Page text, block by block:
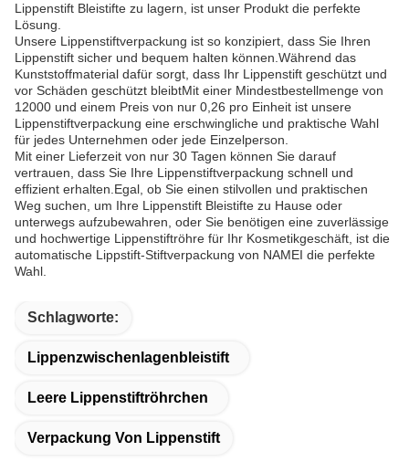
Lippenstift Bleistifte zu lagern, ist unser Produkt die perfekte
Lösung.
Unsere Lippenstiftverpackung ist so konzipiert, dass Sie Ihren
Lippenstift sicher und bequem halten können.Während das
Kunststoffmaterial dafür sorgt, dass Ihr Lippenstift geschützt und
vor Schäden geschützt bleibtMit einer Mindestbestellmenge von
12000 und einem Preis von nur 0,26 pro Einheit ist unsere
Lippenstiftverpackung eine erschwingliche und praktische Wahl
für jedes Unternehmen oder jede Einzelperson.
Mit einer Lieferzeit von nur 30 Tagen können Sie darauf
vertrauen, dass Sie Ihre Lippenstiftverpackung schnell und
effizient erhalten.Egal, ob Sie einen stilvollen und praktischen
Weg suchen, um Ihre Lippenstift Bleistifte zu Hause oder
unterwegs aufzubewahren, oder Sie benötigen eine zuverlässige
und hochwertige Lippenstiftröhre für Ihr Kosmetikgeschäft, ist die
automatische Lippstift-Stiftverpackung von NAMEI die perfekte
Wahl.
Schlagworte:
Lippenzwischenlagenbleistift
Leere Lippenstiftröhrchen
Verpackung Von Lippenstift